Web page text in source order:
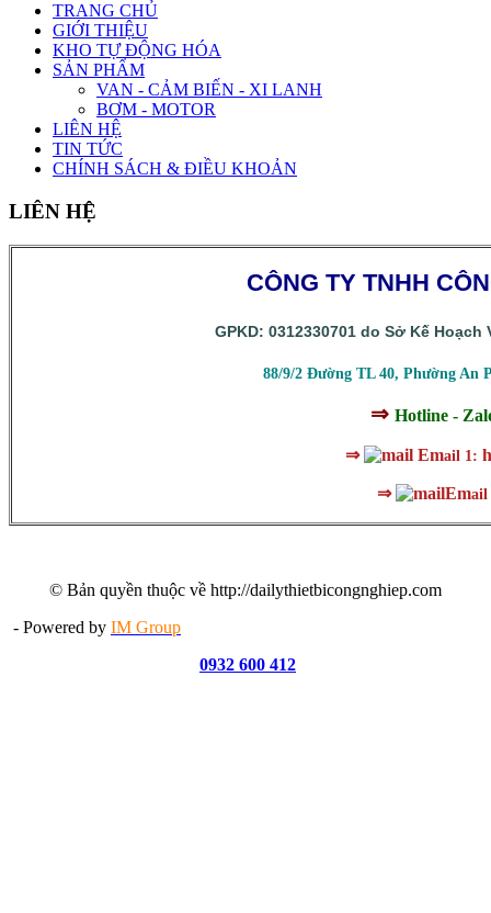
TRANG CHỦ
GIỚI THIỆU
KHO TỰ ĐỘNG HÓA
SẢN PHẨM
VAN - CẢM BIẾN - XI LANH
BƠM - MOTOR
LIÊN HỆ
TIN TỨC
CHÍNH SÁCH & ĐIỀU KHOẢN
LIÊN HỆ
CÔNG TY TNHH
GPKD: 0312330701 do Sở Kế
88/9/2 Đường TL 40, Phường An
⇒ Hotline -
⇒ Email 1:
⇒ Email
© Bản quyền thuộc về http://dailythietbicongnghiep.com
- Powered by IM Group
0932 600 412